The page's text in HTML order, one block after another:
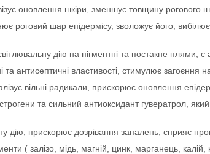
оновлення шкіри, зменшує товщину рогового
роговий шар епідермісу, зволожує його,
дію на пігментні та постакне плями,
та антисептичні властивості, стимулює загоєння
вільні радикали, прискорює оновлення
та сильний антиоксидант гувератрол,
дію, прискорює дозрівання запалень, сприяє
( залізо, мідь, магній, цинк, марганець,